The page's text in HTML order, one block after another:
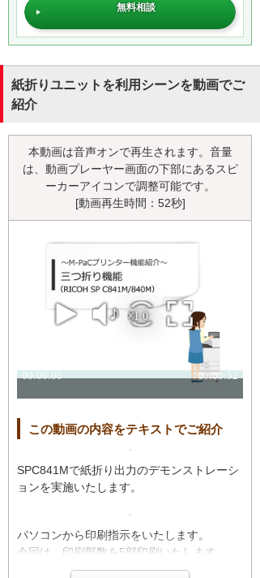
無料相談
紙折りユニットを利用シーンを動画でご
紹介
本動画は音声オンで再生されます。音量
は、動画プレーヤー画面の下部にあるスピ
ーカーアイコンで調整可能です。
[動画再生時間：52秒]
この動画の内容をテキストでご紹介
SPC841Mで紙折り出力のデモンストレーシ
ョンを実施いたします。
パソコンから印刷指示をいたします。
今回は、印刷部数を5部印刷いたします。